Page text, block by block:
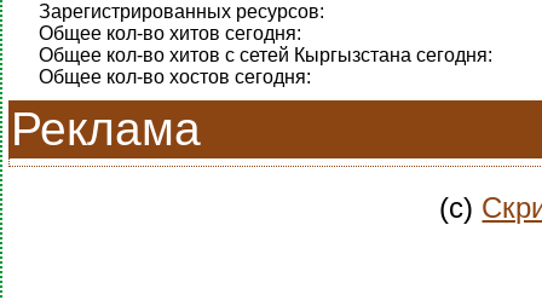
Зарегистрированных ресурсов:
Общее кол-во хитов сегодня:
Общее кол-во хитов с сетей Кыргызстана сегодня:
Общее кол-во хостов сегодня:
Реклама
(c)